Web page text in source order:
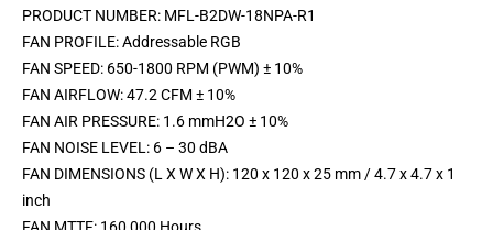
PRODUCT NUMBER: MFL-B2DW-18NPA-R1
FAN PROFILE: Addressable RGB
FAN SPEED: 650-1800 RPM (PWM) ± 10%
FAN AIRFLOW: 47.2 CFM ± 10%
FAN AIR PRESSURE: 1.6 mmH2O ± 10%
FAN NOISE LEVEL: 6 – 30 dBA
FAN DIMENSIONS (L X W X H): 120 x 120 x 25 mm / 4.7 x 4.7 x 1
inch